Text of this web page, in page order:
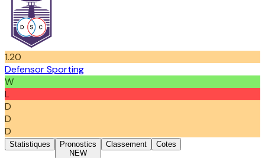
1.20
Defensor Sporting
W
L
D
D
D
Statistiques
Pronostics
NEW
Classement Cotes